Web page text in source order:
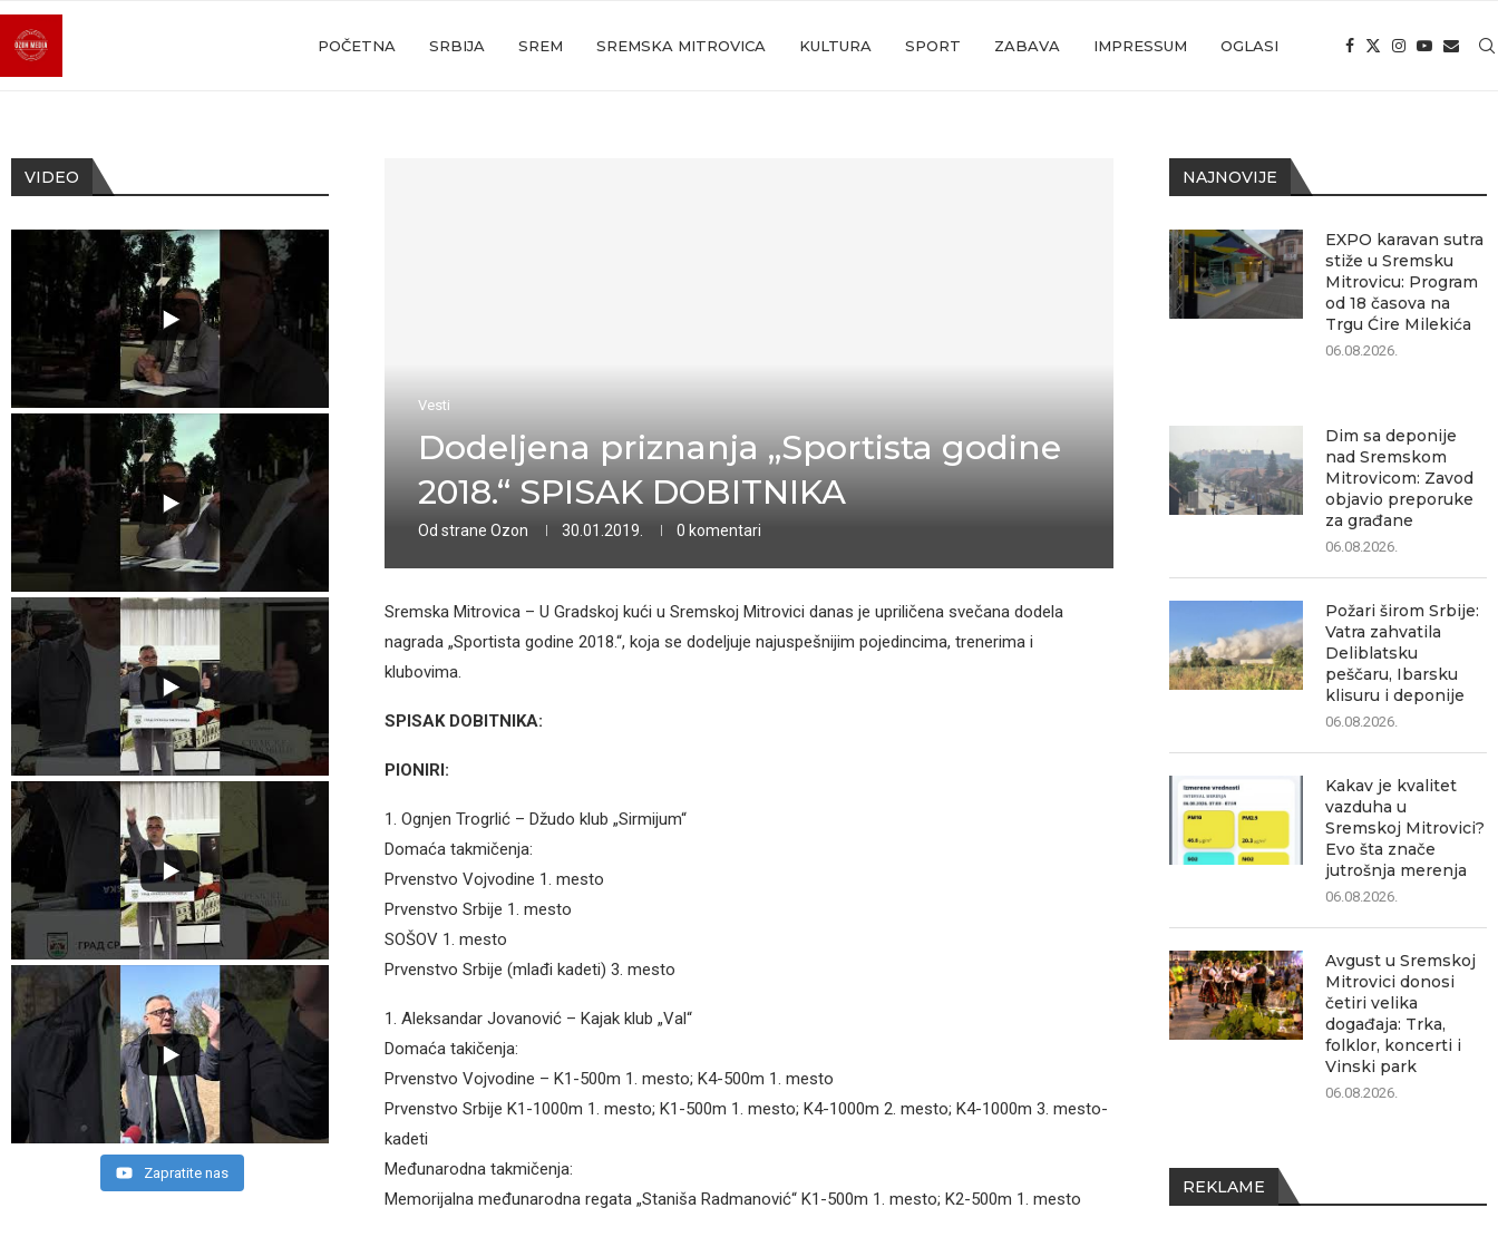
POČETNA SRBIJA SREM SREMSKA MITROVICA KULTURA SPORT ZABAVA IMPRESSUM OGLASI
Vesti
Dodeljena priznanja „Sportista godine
2018.“ SPISAK DOBITNIKA
Od strane Ozon 30.01.2019. 0 komentari
Sremska Mitrovica – U Gradskoj kući u Sremskoj Mitrovici danas je upriličena svečana dodela
nagrada „Sportista godine 2018.“, koja se dodeljuje najuspešnijim pojedincima, trenerima i
klubovima.
SPISAK DOBITNIKA:
PIONIRI:
1. Ognjen Trogrlić – Džudo klub „Sirmijum“
Domaća takmičenja:
Prvenstvo Vojvodine 1. mesto
Prvenstvo Srbije 1. mesto
SOŠOV 1. mesto
Prvenstvo Srbije (mlađi kadeti) 3. mesto
1. Aleksandar Jovanović – Kajak klub „Val“
Domaća takičenja:
Prvenstvo Vojvodine – K1-500m 1. mesto; K4-500m 1. mesto
Prvenstvo Srbije K1-1000m 1. mesto; K1-500m 1. mesto; K4-1000m 2. mesto; K4-1000m 3. mesto-
kadeti
Međunarodna takmičenja:
Memorijalna međunarodna regata „Staniša Radmanović“ K1-500m 1. mesto; K2-500m 1. mesto
NAJNOVIJE
EXPO karavan sutra
stiže u Sremsku
Mitrovicu: Program
od 18 časova na
Trgu Ćire Milekića
06.08.2026.
Dim sa deponije
nad Sremskom
Mitrovicom: Zavod
objavio preporuke
za građane
06.08.2026.
Požari širom Srbije:
Vatra zahvatila
Deliblatsku
peščaru, Ibarsku
klisuru i deponije
06.08.2026.
Kakav je kvalitet
vazduha u
Sremskoj Mitrovici?
Evo šta znače
jutrošnja merenja
06.08.2026.
Avgust u Sremskoj
Mitrovici donosi
četiri velika
događaja: Trka,
folklor, koncerti i
Vinski park
06.08.2026.
REKLAME
VIDEO
Zapratite nas